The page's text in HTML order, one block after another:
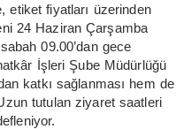
etiket fiyatları üzerinden
24 Haziran Çarşamba
09.00’dan gece
İşleri Şube Müdürlüğü
katkı sağlanması hem de
tutulan ziyaret saatleri